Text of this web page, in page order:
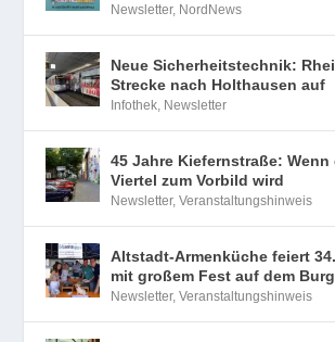
Newsletter, NordNews
Neue Sicherheitstechnik:
Strecke nach Holthausen auf
Infothek, Newsletter
45 Jahre Kiefernstraße: Wenn
Viertel zum Vorbild wird
Newsletter,Veranstaltungshinweis
Altstadt-Armenküche feiert
mit großem Fest auf dem
Newsletter,Veranstaltungshinweis